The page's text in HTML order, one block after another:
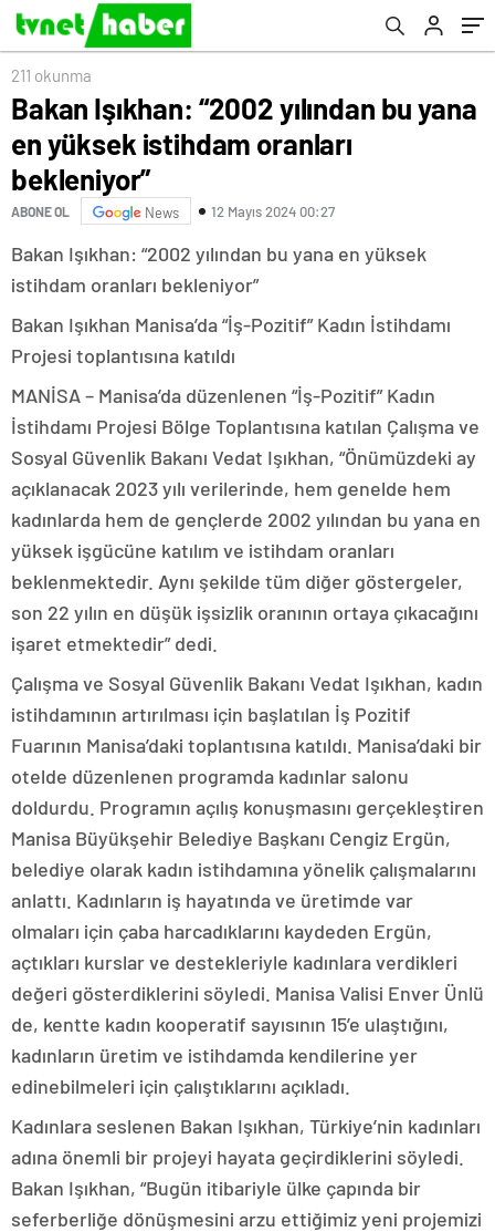
211 okunma
Bakan Işıkhan: “2002 yılından bu yana
en yüksek istihdam oranları
bekleniyor”
ABONE OL News 12 Mayıs 2024 00:27
Bakan Işıkhan: “2002 yılından bu yana en yüksek
istihdam oranları bekleniyor”
Bakan Işıkhan Manisa’da “İş-Pozitif” Kadın İstihdamı
Projesi toplantısına katıldı
MANİSA – Manisa’da düzenlenen “İş-Pozitif” Kadın
İstihdamı Projesi Bölge Toplantısına katılan Çalışma ve
Sosyal Güvenlik Bakanı Vedat Işıkhan, “Önümüzdeki ay
açıklanacak 2023 yılı verilerinde, hem genelde hem
kadınlarda hem de gençlerde 2002 yılından bu yana en
yüksek işgücüne katılım ve istihdam oranları
beklenmektedir. Aynı şekilde tüm diğer göstergeler,
son 22 yılın en düşük işsizlik oranının ortaya çıkacağını
işaret etmektedir” dedi.
Çalışma ve Sosyal Güvenlik Bakanı Vedat Işıkhan, kadın
istihdamının artırılması için başlatılan İş Pozitif
Fuarının Manisa’daki toplantısına katıldı. Manisa’daki bir
otelde düzenlenen programda kadınlar salonu
doldurdu. Programın açılış konuşmasını gerçekleştiren
Manisa Büyükşehir Belediye Başkanı Cengiz Ergün,
belediye olarak kadın istihdamına yönelik çalışmalarını
anlattı. Kadınların iş hayatında ve üretimde var
olmaları için çaba harcadıklarını kaydeden Ergün,
açtıkları kurslar ve destekleriyle kadınlara verdikleri
değeri gösterdiklerini söyledi. Manisa Valisi Enver Ünlü
de, kentte kadın kooperatif sayısının 15’e ulaştığını,
kadınların üretim ve istihdamda kendilerine yer
edinebilmeleri için çalıştıklarını açıkladı.
Kadınlara seslenen Bakan Işıkhan, Türkiye’nin kadınları
adına önemli bir projeyi hayata geçirdiklerini söyledi.
Bakan Işıkhan, “Bugün itibariyle ülke çapında bir
seferberliğe dönüşmesini arzu ettiğimiz yeni projemizi